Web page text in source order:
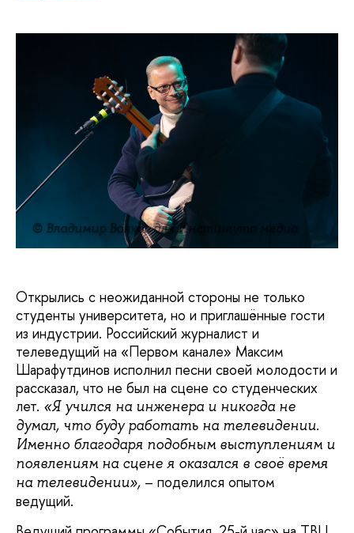
© Владимир Волков для Института медиа
Открылись с неожиданной стороны не только
студенты университета, но и приглашённые гости
из индустрии. Российский журналист и
телеведущий на «Первом канале» Максим
Шарафутдинов исполнил песни своей молодости и
рассказал, что не был на сцене со студенческих
лет. «Я учился на инженера и никогда не
думал, что буду работать на телевидении.
Именно благодаря подобным выступлениям и
появлениям на сцене я оказался в своё время
на телевидении», – поделился опытом
ведущий.